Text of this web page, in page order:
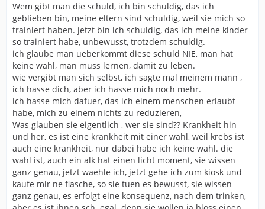
Wem gibt man die schuld, ich bin schuldig, das ich
geblieben bin, meine eltern sind schuldig, weil sie mich so
trainiert haben. jetzt bin ich schuldig, das ich meine kinder
so trainiert habe, unbewusst, trotzdem schuldig.
ich glaube man ueberkommt diese schuld NIE, man hat
keine wahl, man muss lernen, damit zu leben.
wie vergibt man sich selbst, ich sagte mal meinem mann ,
ich hasse dich, aber ich hasse mich noch mehr.
ich hasse mich dafuer, das ich einem menschen erlaubt
habe, mich zu einem nichts zu reduzieren,
Was glauben sie eigentlich , wer sie sind?? Krankheit hin
und her, es ist eine krankheit mit einer wahl, weil krebs ist
auch eine krankheit, nur dabei habe ich keine wahl. die
wahl ist, auch ein alk hat einen licht moment, sie wissen
ganz genau, jetzt waehle ich, jetzt gehe ich zum kiosk und
kaufe mir ne flasche, so sie tuen es bewusst, sie wissen
ganz genau, es erfolgt eine konsequenz, nach dem trinken,